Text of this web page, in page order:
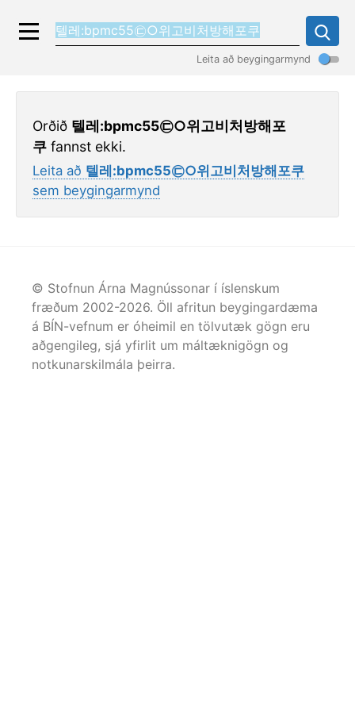
Leita að beygingarmynd
Orðið 텔레:bpmc55㉢○위고비처방해포
쿠 fannst ekki.
Leita að 텔레:bpmc55㉢○위고비처방해포쿠
sem beygingarmynd
© Stofnun Árna Magnússonar í íslenskum
fræðum 2002-2026. Öll afritun beygingardæma
á BÍN-vefnum er óheimil en tölvutæk gögn eru
aðgengileg, sjá yfirlit um máltæknigögn og
notkunarskilmála þeirra.